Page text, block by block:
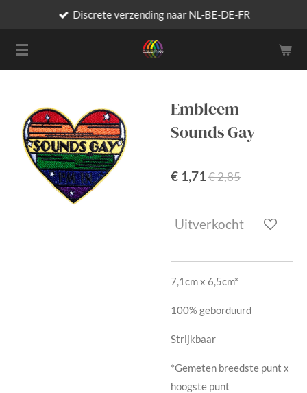
naar
de
Discrete verzending naar NL-BE-DE-FR
Embleem
Sounds Gay
€ 1,71€ 2,85
Uitverkocht
7,1cm x 6,5cm*
100% geborduurd
Strijkbaar
*Gemeten breedste punt x
hoogste punt